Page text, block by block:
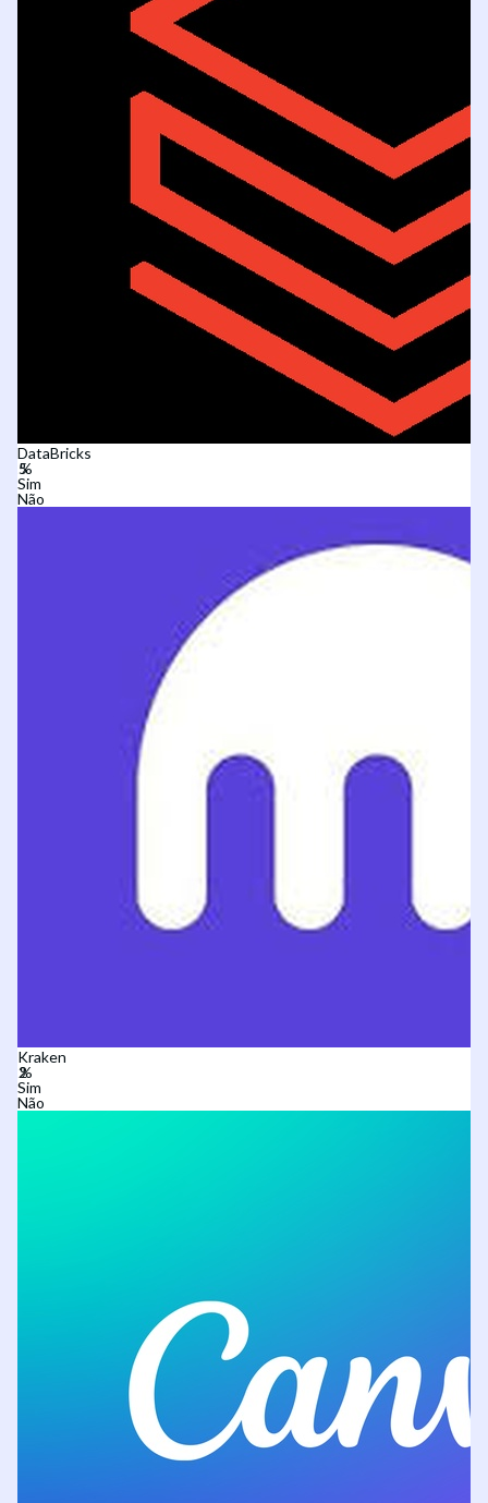
DataBricks
Sim
Não
Kraken
Sim
Não